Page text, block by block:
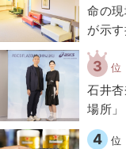
命の
が示
3 位
石井
場所
4 位